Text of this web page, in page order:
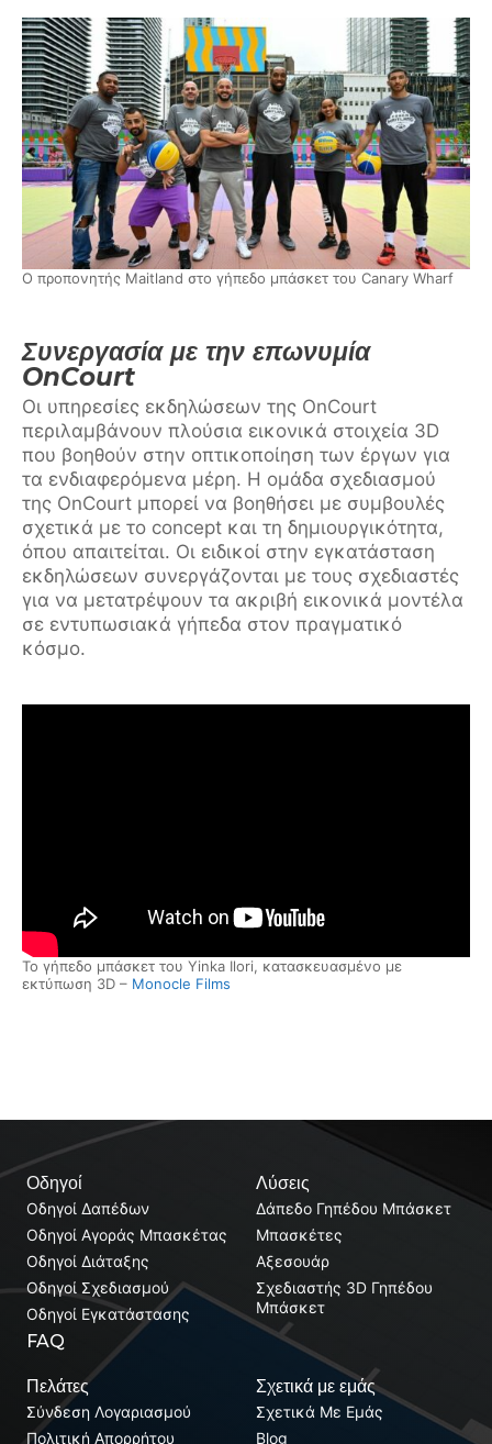
Ο προπονητής Maitland στο γήπεδο μπάσκετ του Canary Wharf
Συνεργασία με την επωνυμία
OnCourt
Οι υπηρεσίες εκδηλώσεων της OnCourt
περιλαμβάνουν πλούσια εικονικά στοιχεία 3D
που βοηθούν στην οπτικοποίηση των έργων για
τα ενδιαφερόμενα μέρη. Η ομάδα σχεδιασμού
της OnCourt μπορεί να βοηθήσει με συμβουλές
σχετικά με το concept και τη δημιουργικότητα,
όπου απαιτείται. Οι ειδικοί στην εγκατάσταση
εκδηλώσεων συνεργάζονται με τους σχεδιαστές
για να μετατρέψουν τα ακριβή εικονικά μοντέλα
σε εντυπωσιακά γήπεδα στον πραγματικό
κόσμο.
Το γήπεδο μπάσκετ του Yinka Ilori, κατασκευασμένο με
εκτύπωση 3D – Monocle Films
Λύσεις
Δάπεδο Γηπέδου Μπάσκετ
Μπασκέτες
Αξεσουάρ
Σχεδιαστής 3D Γηπέδου
Μπάσκετ
Οδηγοί
Οδηγοί Δαπέδων
Οδηγοί Αγοράς Μπασκέτας
Οδηγοί Διάταξης
Οδηγοί Σχεδιασμού
Οδηγοί Εγκατάστασης
FAQ
Πελάτες
Σύνδεση Λογαριασμού
Πολιτική Απορρήτου
Σχετικά με εμάς
Σχετικά Με Εμάς
Blog